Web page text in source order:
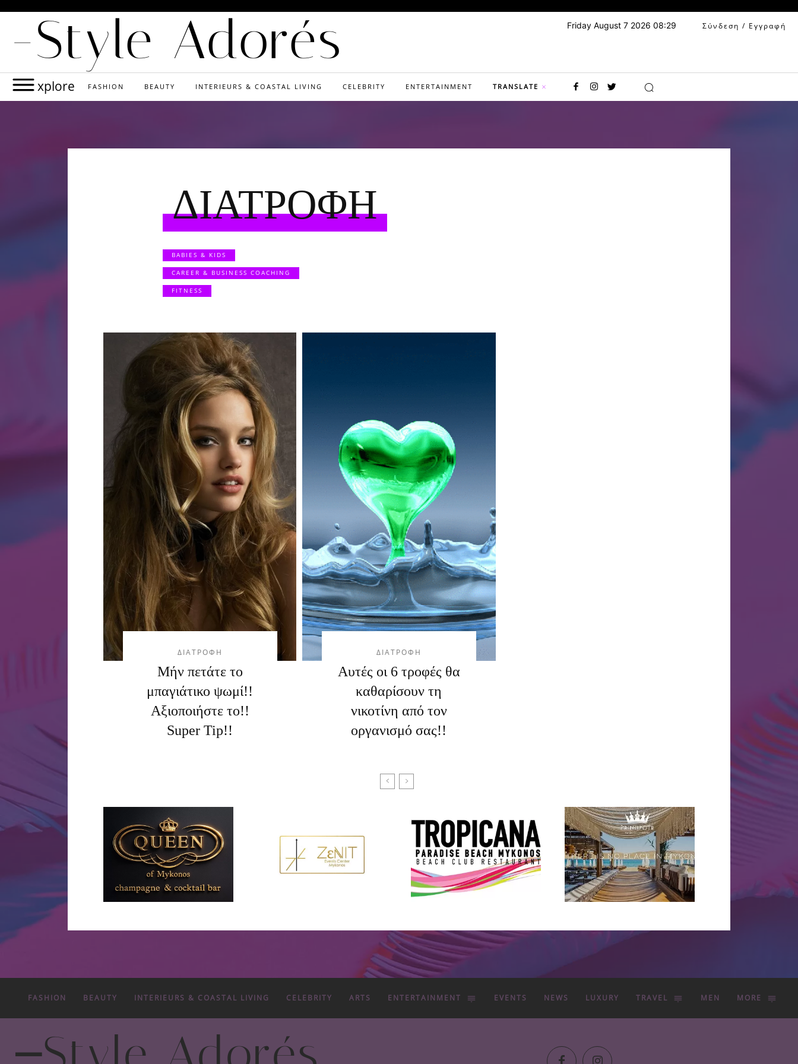
Friday August 7 2026 08:29 Σύνδεση / Εγγραφή
-Style Adorés
xplore FASHION BEAUTY INTERIEURS & COASTAL LIVING CELEBRITY ENTERTAINMENT TRANSLATE
ΔΙΑΤΡΟΦΗ
BABIES & KIDS
CAREER & BUSINESS COACHING
FITNESS
ΔΙΑΤΡΟΦΗ
Μήν πετάτε το
μπαγιάτικο ψωμί!!
Αξιοποιήστε το!!
Super Tip!!
ΔΙΑΤΡΟΦΗ
Αυτές οι 6 τροφές θα
καθαρίσουν τη
νικοτίνη από τον
οργανισμό σας!!
FASHION BEAUTY INTERIEURS & COASTAL LIVING CELEBRITY ARTS ENTERTAINMENT EVENTS NEWS LUXURY TRAVEL MEN MORE